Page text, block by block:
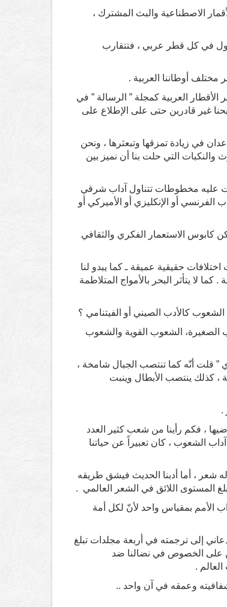
الاصطناعية والبث المشترك ،
في كل قطر عربي ، فتتقارب
أوطاننا العربية .
الأقطار العربية كمجلة ” الرسالة ” في
غير قادرين حتى على الإطلاع على
في زيادة تمزقها وتبعثرها ، ونحن
التي حلت بنا أن نميز بين
عليه مخطوطات تتناول آداب شرقي
الفرنسي أو الإنكليزي أو الأميركي أو
كابوس الاستعمار الفكري والثقافي
حقيقية عميقة ـ كما يبدو لنا
كما لا يتأثر البحر بالأمواج المتلاطمة
الشعوب كالأدب الصيني أو الفيتنامي ؟
الصغيرة، الشعوب القوية والشعوب
” قلت أنّه كما تنتصب الجبال شامخة ،
، كذلك ينتصب الأبطال وينبت
.
، فكم رأينا من شعب كثير العدد
آداب الشعوب ، كان تعبيراً عن حياتنا
شعر ، أما أدبنا الحديث فيشق طريقه
المستوى اللائق في الشعر العالمي .
الأمم بمقياس واحد لأنّ لكل أمة
إلى ترجمته في أربعة مجلدات تبلغ
على الخصوص في نضالنا ضد
.
وعمقه في آن واحد ..